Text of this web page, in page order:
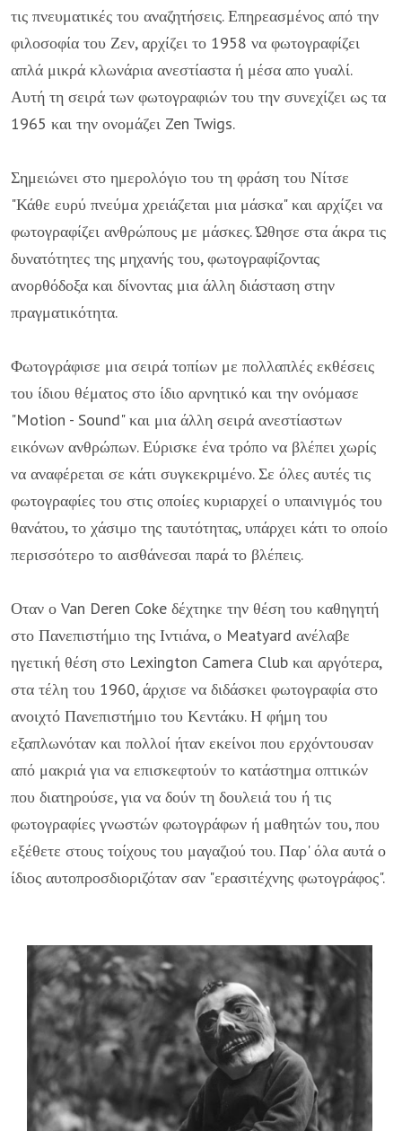
τις πνευματικές του αναζητήσεις. Επηρεασμένος από την
φιλοσοφία του Ζεν, αρχίζει το 1958 να φωτογραφίζει
απλά μικρά κλωνάρια ανεστίαστα ή μέσα απο γυαλί.
Αυτή τη σειρά των φωτογραφιών του την συνεχίζει ως τα
1965 και την ονομάζει Zen Twigs.
Σημειώνει στο ημερολόγιο του τη φράση του Νίτσε
"Κάθε ευρύ πνεύμα χρειάζεται μια μάσκα" και αρχίζει να
φωτογραφίζει ανθρώπους με μάσκες. Ώθησε στα άκρα τις
δυνατότητες της μηχανής του, φωτογραφίζοντας
ανορθόδοξα και δίνοντας μια άλλη διάσταση στην
πραγματικότητα.
Φωτογράφισε μια σειρά τοπίων με πολλαπλές εκθέσεις
του ίδιου θέματος στο ίδιο αρνητικό και την ονόμασε
"Motion - Sound" και μια άλλη σειρά ανεστίαστων
εικόνων ανθρώπων. Εύρισκε ένα τρόπο να βλέπει χωρίς
να αναφέρεται σε κάτι συγκεκριμένο. Σε όλες αυτές τις
φωτογραφίες του στις οποίες κυριαρχεί ο υπαινιγμός του
θανάτου, το χάσιμο της ταυτότητας, υπάρχει κάτι το οποίο
περισσότερο το αισθάνεσαι παρά το βλέπεις.
Οταν ο Van Deren Coke δέχτηκε την θέση του καθηγητή
στο Πανεπιστήμιο της Ιντιάνα, ο Meatyard ανέλαβε
ηγετική θέση στο Lexington Camera Club και αργότερα,
στα τέλη του 1960, άρχισε να διδάσκει φωτογραφία στο
ανοιχτό Πανεπιστήμιο του Κεντάκυ. Η φήμη του
εξαπλωνόταν και πολλοί ήταν εκείνοι που ερχόντουσαν
από μακριά για να επισκεφτούν το κατάστημα οπτικών
που διατηρούσε, για να δούν τη δουλειά του ή τις
φωτογραφίες γνωστών φωτογράφων ή μαθητών του, που
εξέθετε στους τοίχους του μαγαζιού του. Παρ' όλα αυτά ο
ίδιος αυτοπροσδιοριζόταν σαν "ερασιτέχνης φωτογράφος".